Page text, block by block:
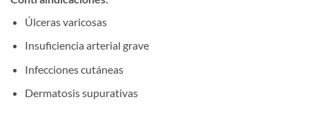
Úlceras varicosas
Insuficiencia arterial grave
Infecciones cutáneas
Dermatosis supurativas